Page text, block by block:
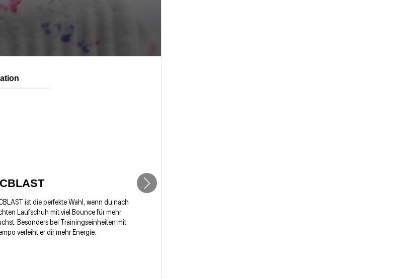
ist die perfekte Wahl, wenn du nach
Laufschuh mit viel Bounce für mehr
Besonders bei Trainingseinheiten mit
verleiht er dir mehr Energie.